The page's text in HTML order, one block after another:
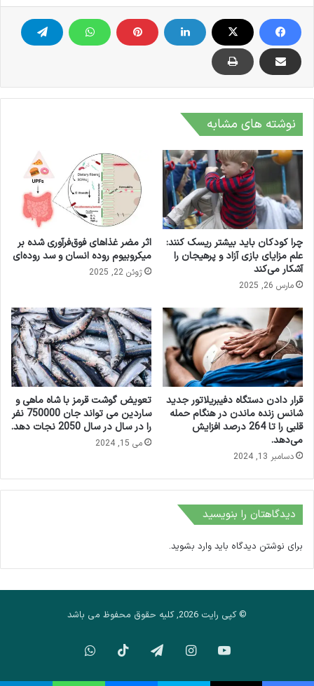
نوشته های مشابه
چرا کودکان باید بیشتر ریسک کنند:
علم مزایای بازی آزاد و پرهیجان را
آشکار می‌کند
مارس 26, 2025
اثر مضر غذاهای فوق‌فرآوری شده بر
میکروبیوم روده انسان و سد روده‌ای
ژوئن 22, 2025
قرار دادن دستگاه دفیبریلاتور جدید
شانس زنده ماندن در هنگام حمله
قلبی را تا 264 درصد افزایش
می‌دهد.
دسامبر 13, 2024
تعویض گوشت قرمز با شاه ماهی و
ساردین می تواند جان 750000 نفر
را در سال در سال 2050 نجات دهد.
می 15, 2024
دیدگاهتان را بنویسید
برای نوشتن دیدگاه باید وارد بشوید.
© کپی رایت 2026, کلیه حقوق محفوظ می باشد
یوتیوباینستاگرامتلگرام
واتس